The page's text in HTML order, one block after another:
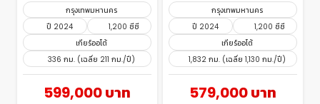
กรุงเทพมหานคร
ปี 2024
1,200 ซีซี
เกียร์ออโต้
336 กม. (เฉลี่ย 211 กม./ปี)
599,000 บาท
กรุงเทพมหานคร
ปี 2024
1,200 ซีซี
เกียร์ออโต้
1,832 กม. (เฉลี่ย 1,130 กม./ปี)
579,000 บาท